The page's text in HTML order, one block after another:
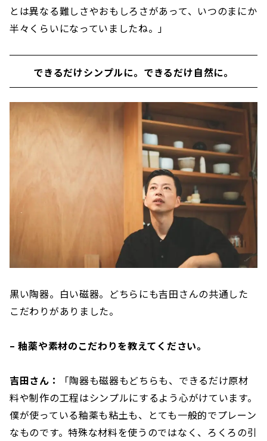
とは異なる難しさやおもしろさがあって、いつのまにか
半々くらいになっていましたね。」
できるだけシンプルに。できるだけ自然に。
黒い陶器。白い磁器。どちらにも吉田さんの共通した
こだわりがありました。
– 釉薬や素材のこだわりを教えてください。
吉田さん：
「陶器も磁器もどちらも、できるだけ原材
料や制作の工程はシンプルにするよう心がけています。
僕が使っている釉薬も粘土も、とても一般的でプレーン
なものです。特殊な材料を使うのではなく、ろくろの引